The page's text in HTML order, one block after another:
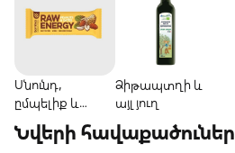
Սնունդ,
ըմպելիք և
քաղցրավենիք
Ձիթապտղի և
այլ յուղ
Նվերի հավաքածուներ